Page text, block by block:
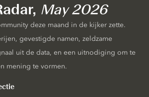
May 2026
deze maand in de kijker zette.
gevestigde namen, zeldzame
uit de data, en een uitnodiging om te
mening te vormen.